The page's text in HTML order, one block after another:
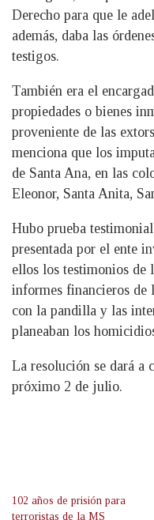
Derecho para que le
además, daba las
testigos.
También era el
propiedades o bienes
proveniente de las
menciona que los
de Santa Ana, en las
Eleonor, Santa Anita,
Hubo prueba
presentada por el ente
ellos los testimonios de
informes financieros de
con la pandilla y las
planeaban los
La resolución se dará a
próximo 2 de julio.
102 años de prisión para
terroristas de la MS